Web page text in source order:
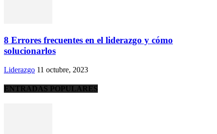
8 Errores frecuentes en el liderazgo y cómo
solucionarlos
Liderazgo 11 octubre, 2023
ENTRADAS POPULARES